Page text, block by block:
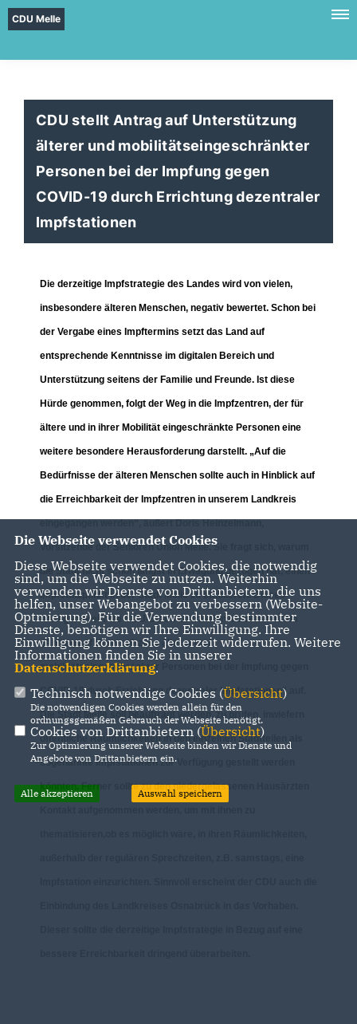
CDU Melle
CDU stellt Antrag auf Unterstützung
älterer und mobilitätseingeschränkter
Personen bei der Impfung gegen
COVID-19 durch Errichtung dezentraler
Impfstationen
Die derzeitige Impfstrategie des Landes wird von vielen,
insbesondere älteren Menschen, negativ bewertet. Schon bei
der Vergabe eines Impftermins setzt das Land auf
entsprechende Kenntnisse im digitalen Bereich und
Unterstützung seitens der Familie und Freunde. Ist diese
Hürde genommen, folgt der Weg in die Impfzentren, der für
ältere und in ihrer Mobilität eingeschränkte Personen eine
weitere besondere Herausforderung darstellt. „Auf die
Bedürfnisse der älteren Menschen sollte auch in Hinblick auf
die Erreichbarkeit der Impfzentren in unserem Landkreis
Vorsitzende der Senioren Union Melle. Sie fragt sich, warum
die Stadt nicht schon längst in Erwägung gezogen hat, einen
Impfstützpunkt in der Stadt Melle zu etablieren. Dieses
Anliegen greift die CDU-Stadtratsfraktion Melle mit ihrem
Antrag auf Unterstützung älterer und
mobilitätseingeschränkter Personen bei der Impfung gegen
COVID-19 durch Errichtung dezentraler Impfstationen“ auf.
Die Stadt Melle soll beauftragt werden, zu prüfen, inwiefern
öffentliche Räumlichkeiten in den einzelnen Stadtteilen als
sogenannte Impfstationen zur Verfügung gestellt werden
könnten. Ferner sollte zu den niedergelassenen Hausärzten
Die Webseite verwendet Cookies
Diese Webseite verwendet Cookies, die notwendig
sind, um die Webseite zu nutzen. Weiterhin
verwenden wir Dienste von Drittanbietern, die uns
helfen, unser Webangebot zu verbessern (Website-
Optmierung). Für die Verwendung bestimmter
Dienste, benötigen wir Ihre Einwilligung. Ihre
Einwilligung können Sie jederzeit widerrufen. Weitere
Informationen finden Sie in unserer
Datenschutzerklärung.
Technisch notwendige Cookies (Übersicht)
Die notwendigen Cookies werden allein für den
ordnungsgemäßen Gebrauch der Webseite benötigt.
Cookies von Drittanbietern (Übersicht)
Zur Optimierung unserer Webseite binden wir Dienste und
Angebote von Drittanbietern ein.
Alle akzeptieren Auswahl speichern